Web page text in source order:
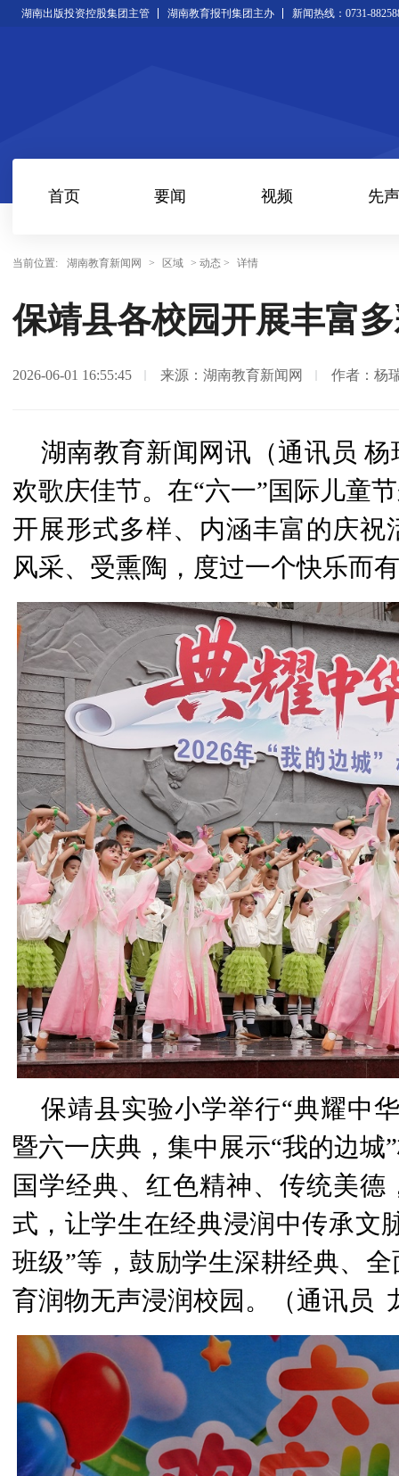
湖南出版投资控股集团主管 湖南教育报刊集团主办 新闻热线：0731-
首页 要闻 视频 先声
当前位置: 湖南教育新闻网 > 区域 > 动态 > 详情
保靖县各校园开展丰富
2026-06-01 16:55:45 来源：湖南教育新闻网 作者：杨
湖南教育新闻网讯（通讯员
欢歌庆佳节。在“六一”国际儿童
开展形式多样、内涵丰富的庆
风采、受熏陶，度过一个快乐而
保靖县实验小学举行“典耀中
暨六一庆典，集中展示“我的边
国学经典、红色精神、传统美
式，让学生在经典浸润中传承文
班级”等，鼓励学生深耕经典、
育润物无声浸润校园。（通讯员